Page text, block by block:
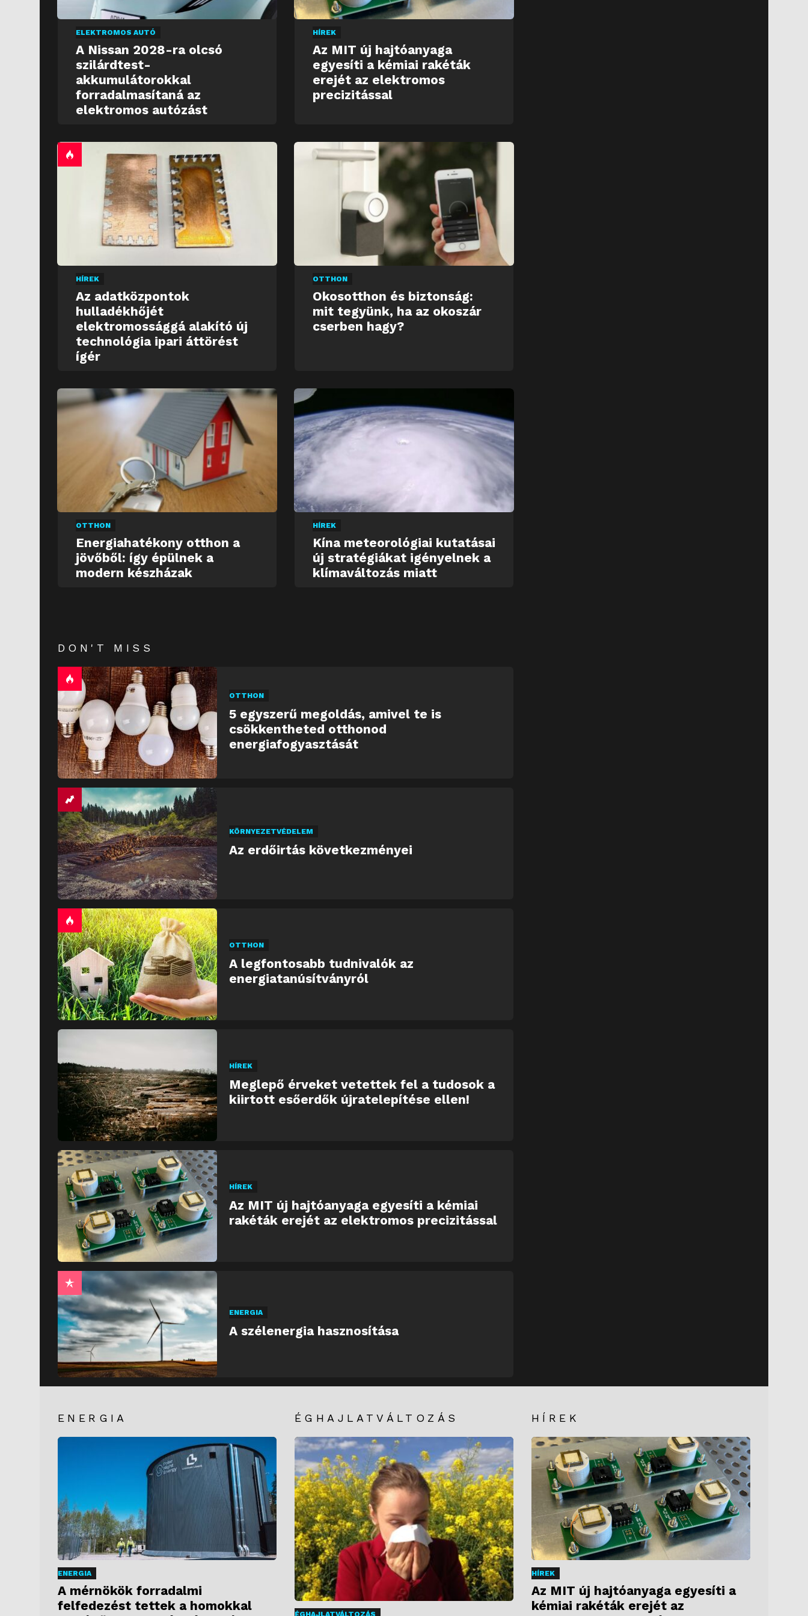
ELEKTROMOS AUTÓ
A Nissan 2028-ra olcsó
szilárdtest-
akkumulátorokkal
forradalmasítaná az
elektromos autózást
HÍREK
Az MIT új hajtóanyaga
egyesíti a kémiai rakéták
erejét az elektromos
precizitással
HÍREK
Az adatközpontok
hulladékhőjét
elektromossággá alakító új
technológia ipari áttörést
ígér
OTTHON
Okosotthon és biztonság:
mit tegyünk, ha az okoszár
cserben hagy?
OTTHON
Energiahatékony otthon a
jövőből: így épülnek a
modern készházak
HÍREK
Kína meteorológiai kutatásai
új stratégiákat igényelnek a
klímaváltozás miatt
DON'T MISS
OTTHON
5 egyszerű megoldás, amivel te is
csökkentheted otthonod
energiafogyasztását
KÖRNYEZETVÉDELEM
Az erdőirtás következményei
OTTHON
A legfontosabb tudnivalók az
energiatanúsítványról
HÍREK
Meglepő érveket vetettek fel a tudosok a
kiirtott esőerdők újratelepítése ellen!
HÍREK
Az MIT új hajtóanyaga egyesíti a kémiai
rakéták erejét az elektromos precizitással
ENERGIA
A szélenergia hasznosítása
ENERGIA
ENERGIA
A mérnökök forradalmi
felfedezést tettek a homokkal
ÉGHAJLATVÁLTOZÁS
ÉGHAJLATVÁLTOZÁS
HÍREK
HÍREK
Az MIT új hajtóanyaga egyesíti a
kémiai rakéták erejét az